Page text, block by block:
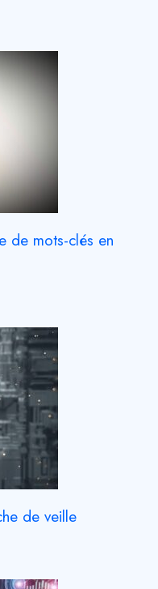
de mots-clés en
de veille